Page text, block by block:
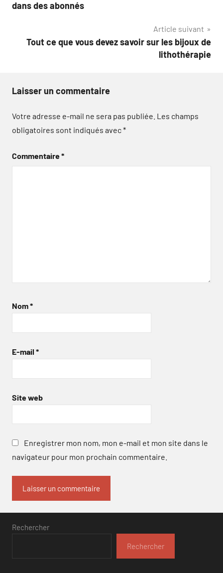
dans des abonnés
Article suivant
Tout ce que vous devez savoir sur les bijoux de
lithothérapie
Laisser un commentaire
Votre adresse e-mail ne sera pas publiée. Les champs
obligatoires sont indiqués avec*
Commentaire*
Nom*
E-mail *
Site web
Enregistrer mon nom, mon e-mail et mon site dans le
navigateur pour mon prochain commentaire.
Rechercher
Rechercher